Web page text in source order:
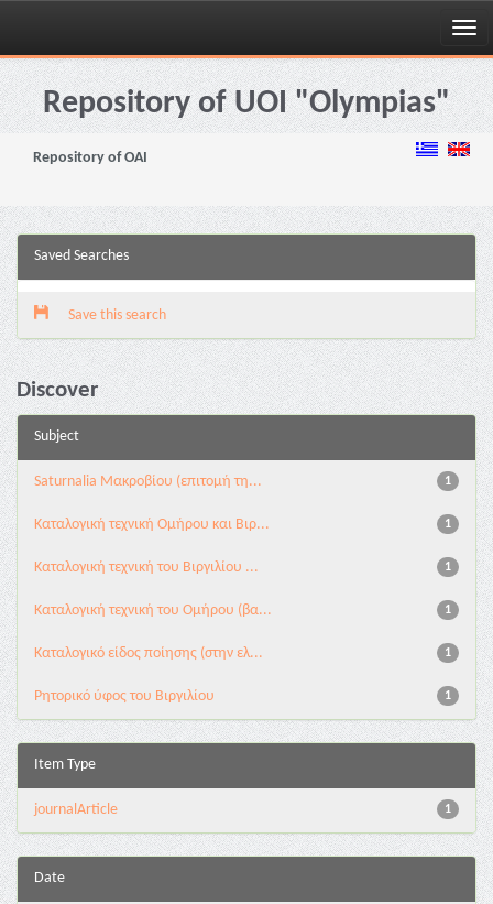
Skip
navigationRepository of UOI "Olympias"
Repository of OAI
Saved Searches
Save this search
Discover
Subject
1
Saturnalia Μακροβίου (επιτομή τη...
1
Καταλογική τεχνική Ομήρου και Βιρ...
1
Καταλογική τεχνική του Βιργιλίου ...
1
Καταλογική τεχνική του Ομήρου (βα...
1
Καταλογικό είδος ποίησης (στην ελ...
1
Ρητορικό ύφος του Βιργιλίου
Item Type
1
journalArticle
Date